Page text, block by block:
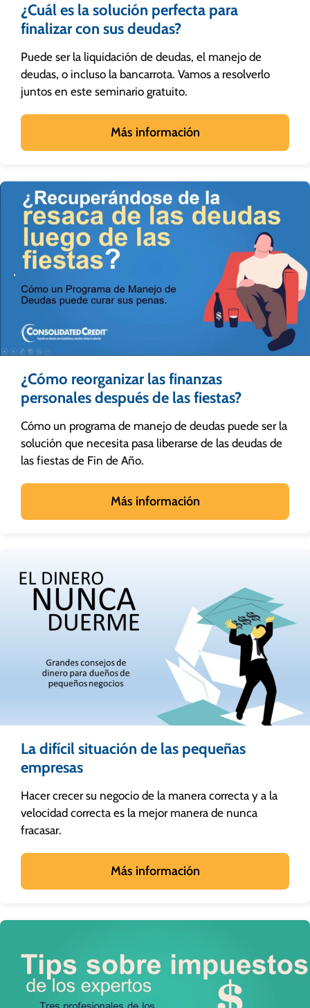
¿Cuál es la solución perfecta para
finalizar con sus deudas?
Puede ser la liquidación de deudas, el manejo de
deudas, o incluso la bancarrota. Vamos a resolverlo
juntos en este seminario gratuito.
Más información
¿Cómo reorganizar las finanzas
personales después de las fiestas?
Cómo un programa de manejo de deudas puede ser la
solución que necesita pasa liberarse de las deudas de
las fiestas de Fin de Año.
Más información
La difícil situación de las pequeñas
empresas
Hacer crecer su negocio de la manera correcta y a la
velocidad correcta es la mejor manera de nunca
fracasar.
Más información